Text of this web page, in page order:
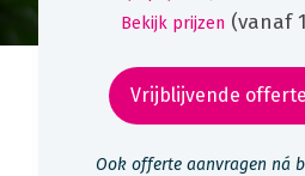
Bekijk prijzen (vanaf
Vrijblijvende
Ook offerte aanvragen ná